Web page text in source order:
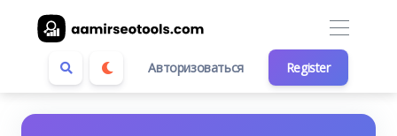
Авторизоваться Register